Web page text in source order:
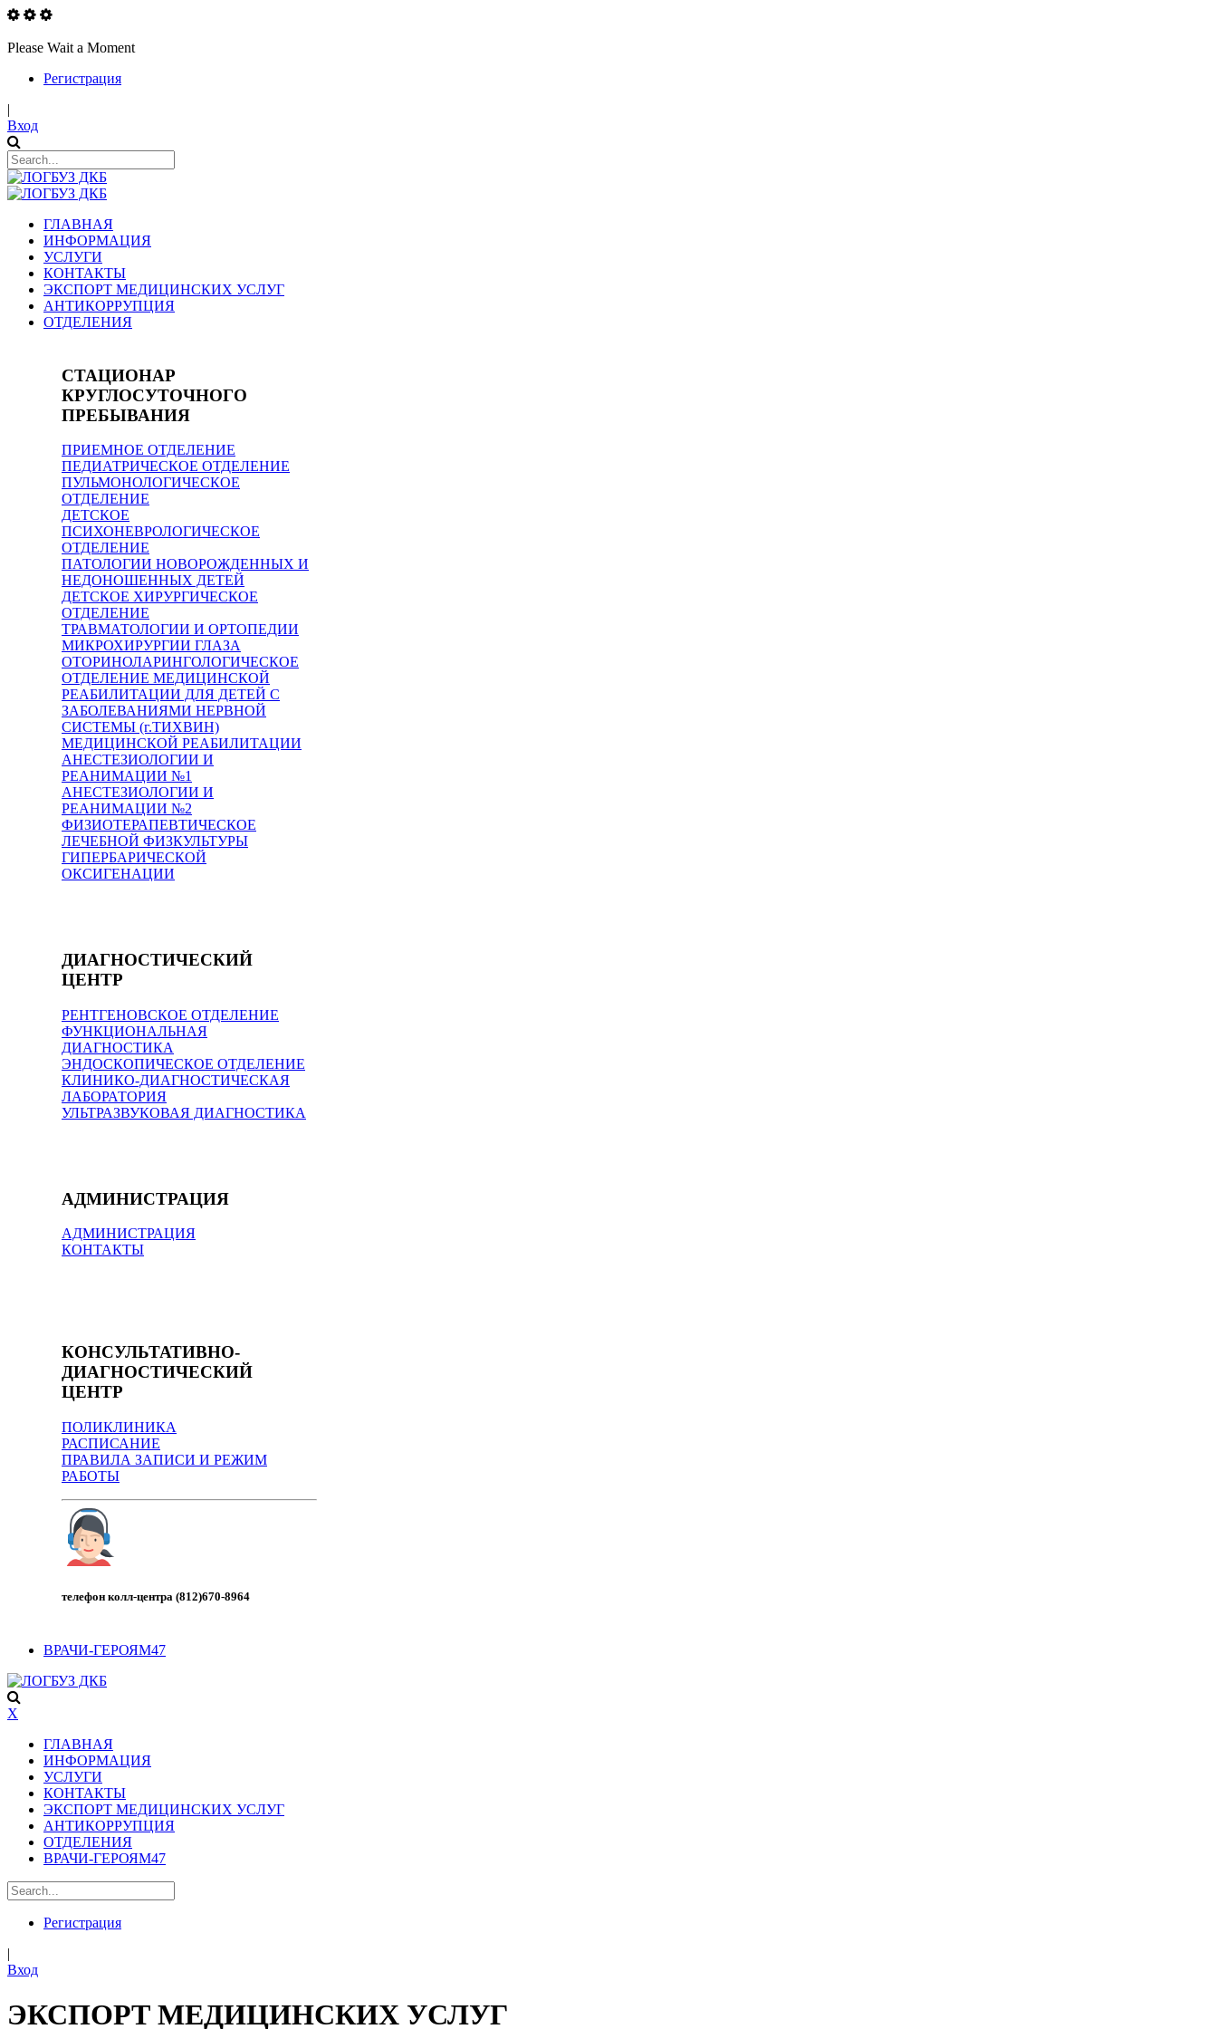
Please Wait a Moment
Регистрация
|
Вход
ГЛАВНАЯ
ИНФОРМАЦИЯ
УСЛУГИ
КОНТАКТЫ
ЭКСПОРТ МЕДИЦИНСКИХ УСЛУГ
АНТИКОРРУПЦИЯ
ОТДЕЛЕНИЯ
СТАЦИОНАР
КРУГЛОСУТОЧНОГО
ПРЕБЫВАНИЯ
ПРИЕМНОЕ ОТДЕЛЕНИЕ
ПЕДИАТРИЧЕСКОЕ ОТДЕЛЕНИЕ
ПУЛЬМОНОЛОГИЧЕСКОЕ
ОТДЕЛЕНИЕ
ДЕТСКОЕ
ПСИХОНЕВРОЛОГИЧЕСКОЕ
ОТДЕЛЕНИЕ
ПАТОЛОГИИ НОВОРОЖДЕННЫХ И
НЕДОНОШЕННЫХ ДЕТЕЙ
ДЕТСКОЕ ХИРУРГИЧЕСКОЕ
ОТДЕЛЕНИЕ
ТРАВМАТОЛОГИИ И ОРТОПЕДИИ
МИКРОХИРУРГИИ ГЛАЗА
ОТОРИНОЛАРИНГОЛОГИЧЕСКОЕ
ОТДЕЛЕНИЕ МЕДИЦИНСКОЙ
РЕАБИЛИТАЦИИ ДЛЯ ДЕТЕЙ С
ЗАБОЛЕВАНИЯМИ НЕРВНОЙ
СИСТЕМЫ (г.ТИХВИН)
МЕДИЦИНСКОЙ РЕАБИЛИТАЦИИ
АНЕСТЕЗИОЛОГИИ И
РЕАНИМАЦИИ №1
АНЕСТЕЗИОЛОГИИ И
РЕАНИМАЦИИ №2
ФИЗИОТЕРАПЕВТИЧЕСКОЕ
ЛЕЧЕБНОЙ ФИЗКУЛЬТУРЫ
ГИПЕРБАРИЧЕСКОЙ
ОКСИГЕНАЦИИ
ДИАГНОСТИЧЕСКИЙ
ЦЕНТР
РЕНТГЕНОВСКОЕ ОТДЕЛЕНИЕ
ФУНКЦИОНАЛЬНАЯ
ДИАГНОСТИКА
ЭНДОСКОПИЧЕСКОЕ ОТДЕЛЕНИЕ
КЛИНИКО-ДИАГНОСТИЧЕСКАЯ
ЛАБОРАТОРИЯ
УЛЬТРАЗВУКОВАЯ ДИАГНОСТИКА
АДМИНИСТРАЦИЯ
АДМИНИСТРАЦИЯ
КОНТАКТЫ
КОНСУЛЬТАТИВНО-
ДИАГНОСТИЧЕСКИЙ
ЦЕНТР
ПОЛИКЛИНИКА
РАСПИСАНИЕ
ПРАВИЛА ЗАПИСИ И РЕЖИМ
РАБОТЫ
телефон колл-центра (812)670-8964
ВРАЧИ-ГЕРОЯМ47
X
ГЛАВНАЯ
ИНФОРМАЦИЯ
УСЛУГИ
КОНТАКТЫ
ЭКСПОРТ МЕДИЦИНСКИХ УСЛУГ
АНТИКОРРУПЦИЯ
ОТДЕЛЕНИЯ
ВРАЧИ-ГЕРОЯМ47
Регистрация
|
Вход
ЭКСПОРТ МЕДИЦИНСКИХ УСЛУГ